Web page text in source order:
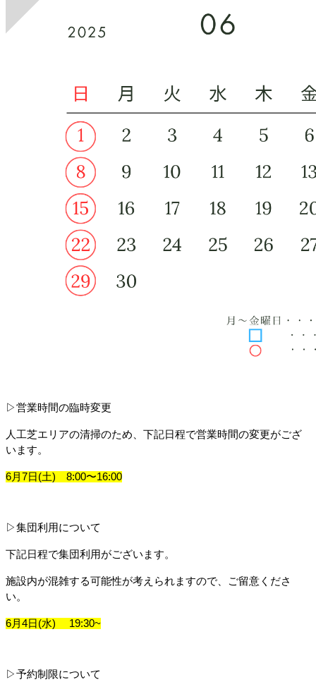
▷営業時間の臨時変更
人工芝エリアの清掃のため、下記日程で営業時間の変更がござ
います。
6月7日(土)　8:00〜16:00
▷集団利用について
下記日程で集団利用がございます。
施設内が混雑する可能性が考えられますので、ご留意くださ
い。
6月4日(水) 　19:30~
▷予約制限について